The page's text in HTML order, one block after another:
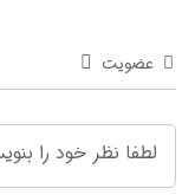
عضویت